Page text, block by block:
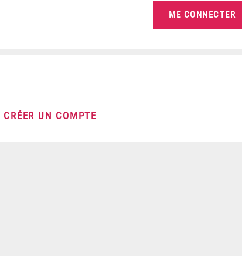
CRÉER UN COMPTE